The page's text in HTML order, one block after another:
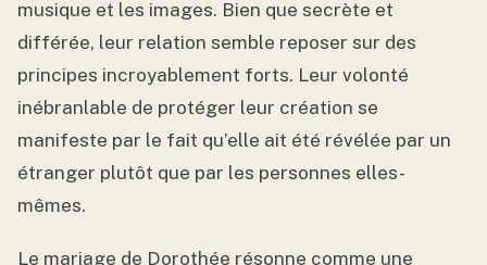
musique et les images. Bien que secrète et
différée, leur relation semble reposer sur des
principes incroyablement forts. Leur volonté
inébranlable de protéger leur création se
manifeste par le fait qu’elle ait été révélée par un
étranger plutôt que par les personnes elles-
mêmes.
Le mariage de Dorothée résonne comme une